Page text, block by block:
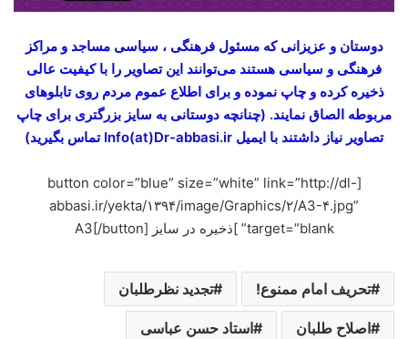
دوستان و عزیزانی که مسئول فرهنگی ‏، سیاسی مساجد و مراکز
فرهنگی و سیاسی هستند می‌توانند این تصاویر را با کیفیت عالی
ذخیره کرده و چاپ نموده و برای اطلاع عموم مردم روی تابلوهای
مربوطه الصاق نمایند. (چنانچه دوستانی به سایز بزرگتری برای چاپ
تصاویر نیاز داشتند با ایمیل Info(at)Dr-abbasi.ir تماس بگیرید)
[button color=”blue” size=”white” link=”http://dl-
abbasi.ir/yekta/۱۳۹۴/image/Graphics/۲/A3-۴.jpg”
target=”blank” ]ذخیره در سایز A3[/button]
تحریف امام ممنوع! تجدید نظرطلبان
اصلاح‌‍‌ طلبان استاد حسن عباسی